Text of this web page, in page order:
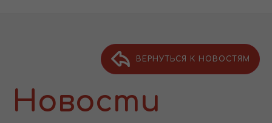
ВЕРНУТЬСЯ К НОВОСТЯМ
Новости